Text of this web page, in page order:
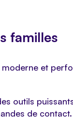
familles
et
outils
de contact.